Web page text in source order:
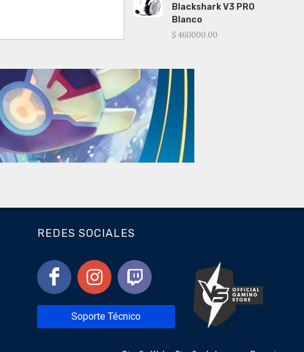
Blackshark V3 PRO
Blanco
$ 460000.00
REDES SOCIALES
Soporte Técnico